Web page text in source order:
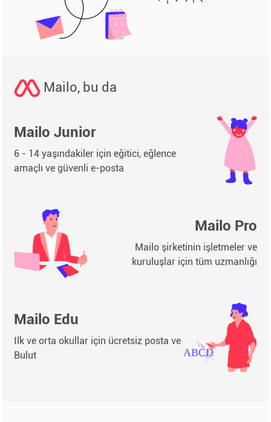
Mailo, bu da
Mailo Junior
6 - 14 yaşındakiler için eğitici, eğlence
amaçlı ve güvenli e-posta
Mailo Pro
Mailo şirketinin işletmeler ve
kuruluşlar için tüm uzmanlığı
Mailo Edu
Ilk ve orta okullar için ücretsiz posta ve
Bulut